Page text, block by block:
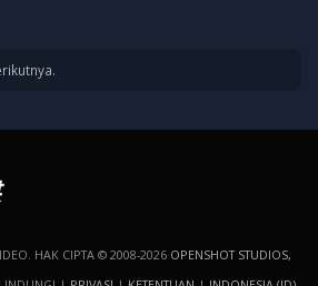
HAK CIPTA © 2008-2026 OPENSHOT STUDIOS,